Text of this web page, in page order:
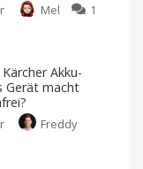
offen
Mel
1
Akku-
Gerät macht
Freddy